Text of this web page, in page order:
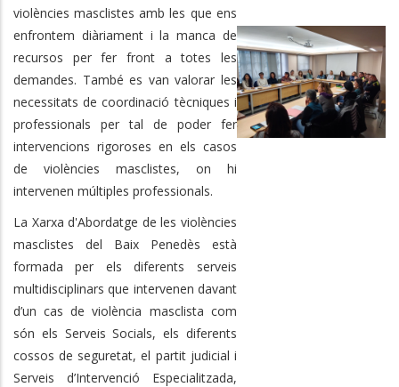
violències masclistes amb les que ens
enfrontem diàriament i la manca de
recursos per fer front a totes les
demandes. També es van valorar les
necessitats de coordinació tècniques i
professionals per tal de poder fer
intervencions rigoroses en els casos
de violències masclistes, on hi
intervenen múltiples professionals.
La Xarxa d'Abordatge de les violències
masclistes del Baix Penedès està
formada per els diferents serveis
multidisciplinars que intervenen davant
d’un cas de violència masclista com
són els Serveis Socials, els diferents
cossos de seguretat, el partit judicial i
Serveis d’Intervenció Especialitzada,